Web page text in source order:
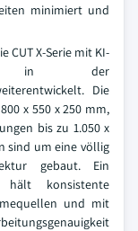
minimiert und
CUT X-Serie mit KI-
in der
Die
x 550 x 250 mm,
bis zu 1.050 x
sind um eine völlig
gebaut. Ein
hält konsistente
und mit